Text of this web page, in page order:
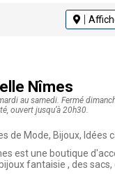
Nîmes
au samedi. Fermé
ouvert jusqu’à 20h30.
de Mode, Bijoux, Idées
est une boutique
fantaisie , des